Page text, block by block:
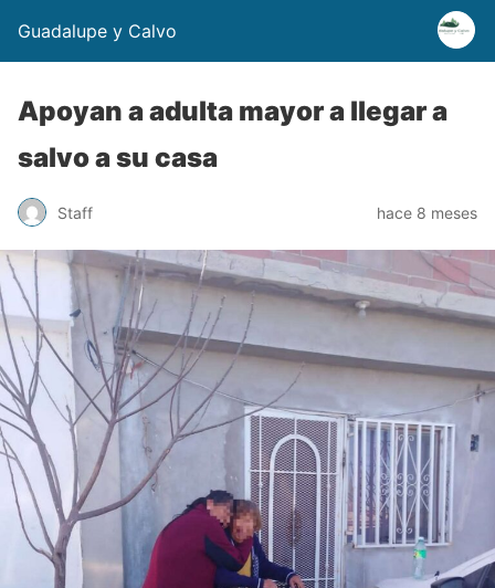
Guadalupe y Calvo
Apoyan a adulta mayor a llegar a
salvo a su casa
Staff hace 8 meses